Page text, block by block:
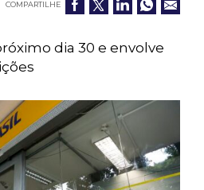
COMPARTILHE
dia 30 e envolve